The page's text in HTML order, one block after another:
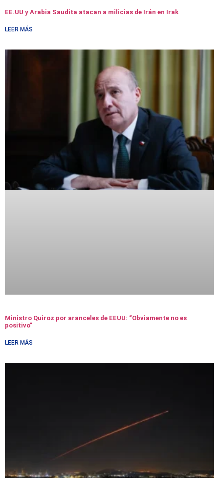
EE.UU y Arabia Saudita atacan a milicias de Irán en Irak
LEER MÁS
Ministro Quiroz por aranceles de EEUU: “Obviamente no es
positivo”
LEER MÁS